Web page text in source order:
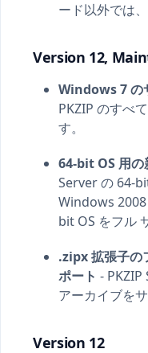
ード以外では
Version 12,
Windows 7 の
PKZIP のすべ
す。
64-bit OS 用の
Server の 64-
Windows
bit OS をフル
.zipx 拡張子の
ポート -
アーカイブを
Version 12